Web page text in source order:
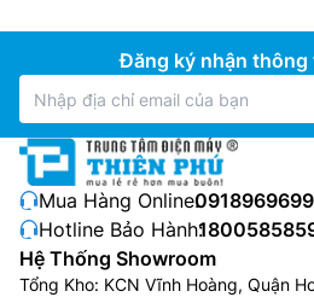
Đăng ký nhận thông
Mua Hàng Online:0918969699
Hotline Bảo Hành:
Hệ Thống Showroom
Tổng Kho: KCN Vĩnh Hoàng, Quận